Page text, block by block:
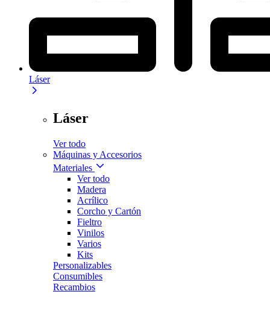
Láser
Láser
Ver todo
Máquinas y Accesorios
Materiales
Ver todo
Madera
Acrílico
Corcho y Cartón
Fieltro
Vinilos
Varios
Kits
Personalizables
Consumibles
Recambios